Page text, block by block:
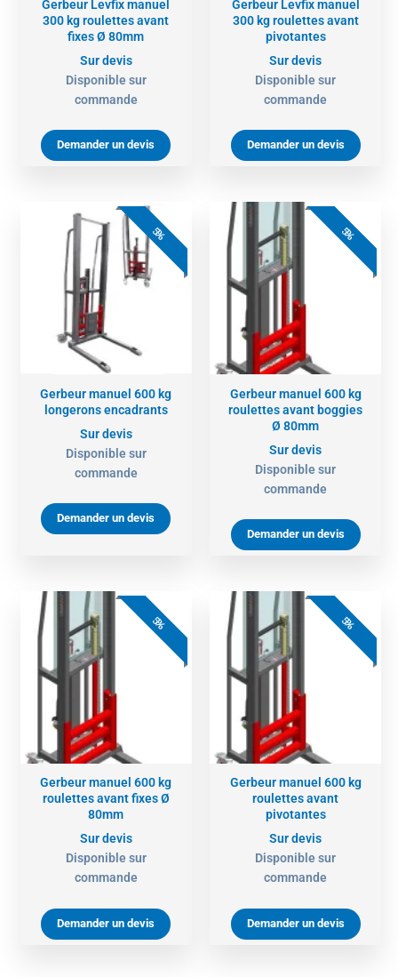
Gerbeur Levfix manuel
300 kg roulettes avant
fixes Ø 80mm
Sur devis
Disponible sur
commande
Demander un devis
Gerbeur Levfix manuel
300 kg roulettes avant
pivotantes
Sur devis
Disponible sur
commande
Demander un devis
5%
Gerbeur manuel 600 kg
longerons encadrants
Sur devis
Disponible sur
commande
Demander un devis
5%
Gerbeur manuel 600 kg
roulettes avant boggies
Ø 80mm
Sur devis
Disponible sur
commande
Demander un devis
5%
Gerbeur manuel 600 kg
roulettes avant fixes Ø
80mm
Sur devis
Disponible sur
commande
Demander un devis
5%
Gerbeur manuel 600 kg
roulettes avant
pivotantes
Sur devis
Disponible sur
commande
Demander un devis